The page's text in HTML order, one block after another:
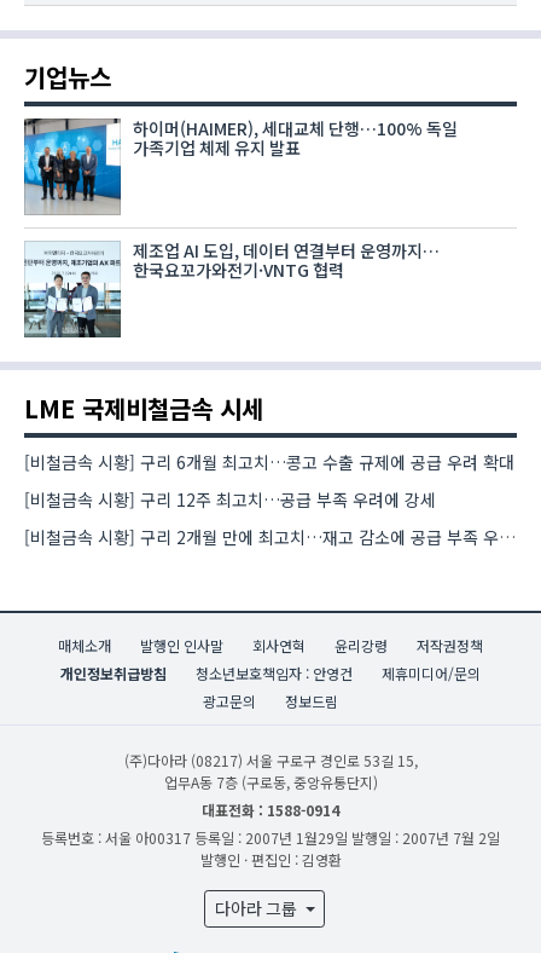
기업뉴스
하이머(HAIMER), 세대교체 단행…100% 독일
가족기업 체제 유지 발표
제조업 AI 도입, 데이터 연결부터 운영까지…
한국요꼬가와전기·VNTG 협력
LME 국제비철금속 시세
[비철금속 시황] 구리 6개월 최고치…콩고 수출 규제에 공급 우려 확대
[비철금속 시황] 구리 12주 최고치…공급 부족 우려에 강세
[비철금속 시황] 구리 2개월 만에 최고치…재고 감소에 공급 부족 우려 확대
매체소개 발행인 인사말 회사연혁 윤리강령
저작권정책
개인정보취급방침
청소년보호책임자 : 안영건
제휴미디어/문의
광고문의
정보드림
(주)다아라 (08217) 서울 구로구 경인로 53길 15,
업무A동 7층 (구로동, 중앙유통단지)
대표전화 : 1588-0914
등록번호 : 서울 아00317 등록일 : 2007년 1월29일 발행일 : 2007년 7월 2일
발행인 · 편집인 : 김영환
다아라 그룹